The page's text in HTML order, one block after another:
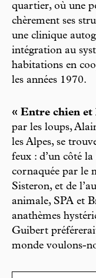
quartier, où une
chèrement ses
une clinique
intégration au
habitations en
les années 1970.
« Entre chien et
par les loups,
les Alpes, se
feux : d’un côté
cornaquée par le
Sisteron, et de
animale, SPA et
anathèmes
Guibert
monde voulons-